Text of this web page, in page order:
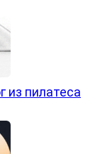
из пилатеса